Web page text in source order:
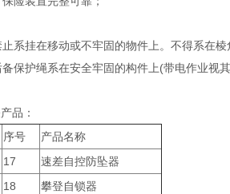
系挂在移动或不牢固的物件上。不得系在
保护绳系在安全牢固的构件上(带电作业视
品：
序号
产品名称
17
速差自控防坠器
18
攀登自锁器